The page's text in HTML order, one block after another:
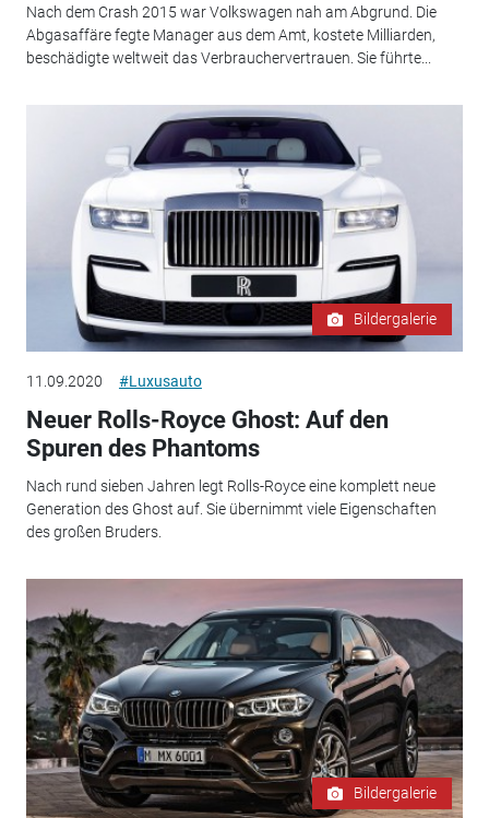
Nach dem Crash 2015 war Volkswagen nah am Abgrund. Die
Abgasaffäre fegte Manager aus dem Amt, kostete Milliarden,
beschädigte weltweit das Verbrauchervertrauen. Sie führte...
Bildergalerie
11.09.2020 #Luxusauto
Neuer Rolls-Royce Ghost: Auf den
Spuren des Phantoms
Nach rund sieben Jahren legt Rolls-Royce eine komplett neue
Generation des Ghost auf. Sie übernimmt viele Eigenschaften
des großen Bruders.
Bildergalerie